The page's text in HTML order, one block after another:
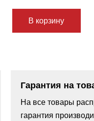
В корзину
Гарантия на
На все товары
гарантия